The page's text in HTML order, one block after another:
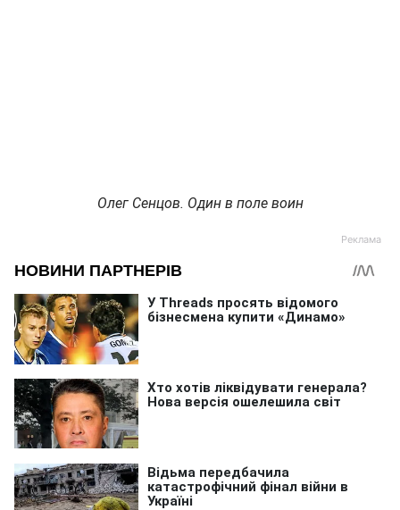
Олег Сенцов. Один в поле воин